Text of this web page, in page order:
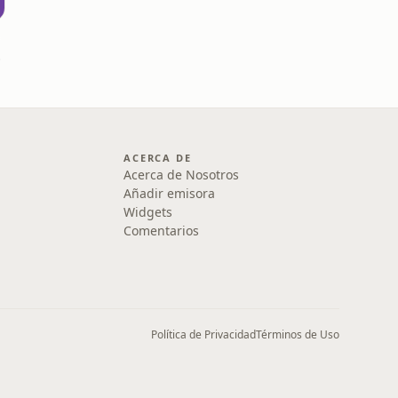
ACERCA DE
Acerca de Nosotros
Añadir emisora
Widgets
Comentarios
Política de PrivacidadTérminos de Uso